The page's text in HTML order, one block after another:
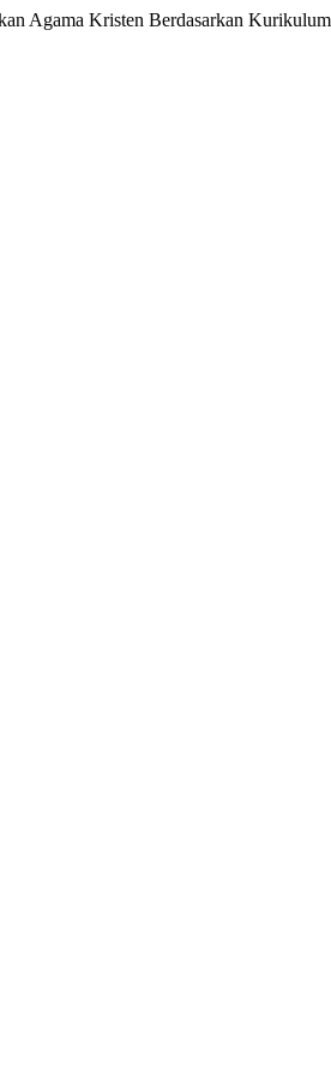
Agama Kristen Berdasarkan